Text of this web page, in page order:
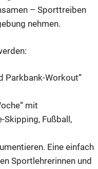
– Sporttreiben
nehmen.
Parkbank-Workout“
mit
Skipping, Fußball,
Eine einfach
Sportlehrerinnen und